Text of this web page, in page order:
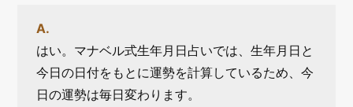
はい。マナベル式生年月日占いでは、生年月日と
今日の日付をもとに運勢を計算しているため、今
日の運勢は毎日変わります。